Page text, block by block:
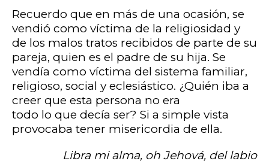
Recuerdo que en más de una ocasión, se
vendió como víctima de la religiosidad y
de los malos tratos recibidos de parte de su
pareja, quien es el padre de su hija. Se
vendía como víctima del sistema familiar,
religioso, social y eclesiástico. ¿Quién iba a
creer que esta persona no era
todo lo que decía ser? Si a simple vista
provocaba tener misericordia de ella.
Libra mi alma, oh Jehová, del labio